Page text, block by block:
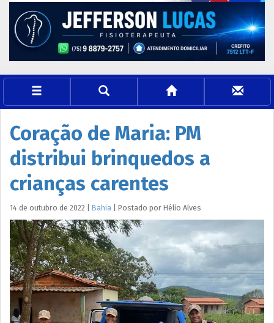
Coração de Maria: PM
distribui brinquedos a
crianças carentes
14 de outubro de 2022 Bahia Postado por Hélio Alves